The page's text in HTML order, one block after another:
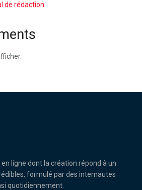
de rédaction
ligne dont la création répond à un
formulé par des internautes
quotidiennement.